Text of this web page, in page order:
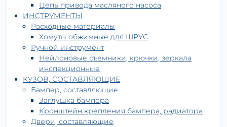
Цепь привода масляного насоса
ИНСТРУМЕНТЫ
Расходные материалы
Хомуты обжимные для ШРУС
Ручной инструмент
Нейлоновые съемники, крючки, зеркала
инспекционные
КУЗОВ, СОСТАВЛЯЮЩИЕ
Бампер, составляющие
Заглушка бампера
Кронштейн крепления бампера, радиатора
Двери, составляющие